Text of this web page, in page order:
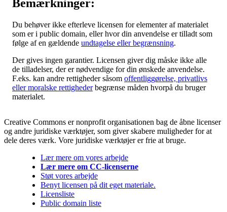
Bemærkninger:
Du behøver ikke efterleve licensen for elementer af materialet
som er i public domain, eller hvor din anvendelse er tilladt som
følge af en gældende undtagelse eller begrænsning.
Der gives ingen garantier. Licensen giver dig måske ikke alle
de tilladelser, der er nødvendige for din ønskede anvendelse.
F.eks. kan andre rettigheder såsom offentliggørelse, privatlivs
eller moralske rettighederbegrænse måden hvorpå du bruger
materialet.
Creative Commons er nonprofit organisationen bag de åbne licenser
og andre juridiske værktøjer, som giver skabere muligheder for at
dele deres værk. Vore juridiske værktøjer er frie at bruge.
Lær mere om vores arbejde
Lær mere om CC-licenserne
Støt vores arbejde
Benyt licensen på dit eget materiale.
Licensliste
Public domain liste